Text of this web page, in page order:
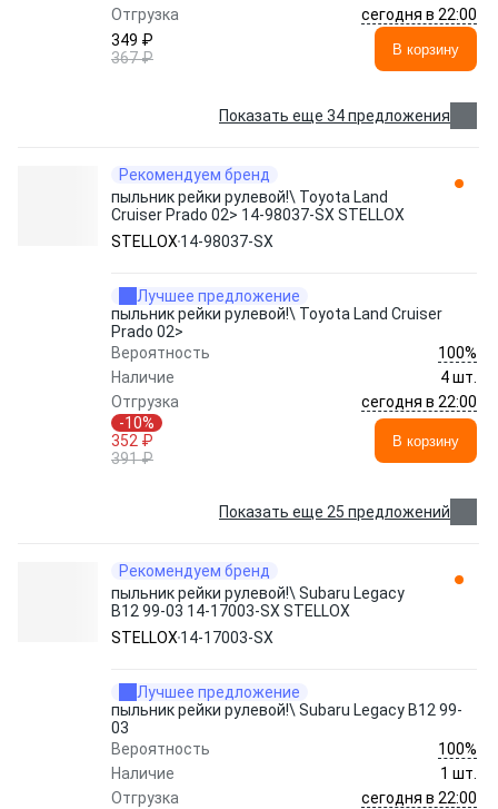
Отгрузка
сегодня в 22:00
349 ₽
367 ₽
В корзину
Показать еще 34 предложения
Рекомендуем бренд
пыльник рейки рулевой!\ Toyota Land
Cruiser Prado 02> 14-98037-SX STELLOX
STELLOX 14-98037-SX
Лучшее предложение
пыльник рейки рулевой!\ Toyota Land Cruiser
Prado 02>
Вероятность
100%
Наличие
4 шт.
Отгрузка
сегодня в 22:00
-10%
352 ₽
391 ₽
В корзину
Показать еще 25 предложений
Рекомендуем бренд
пыльник рейки рулевой!\ Subaru Legacy
B12 99-03 14-17003-SX STELLOX
STELLOX 14-17003-SX
Лучшее предложение
пыльник рейки рулевой!\ Subaru Legacy B12 99-
03
Вероятность
100%
Наличие
1 шт.
Отгрузка
сегодня в 22:00